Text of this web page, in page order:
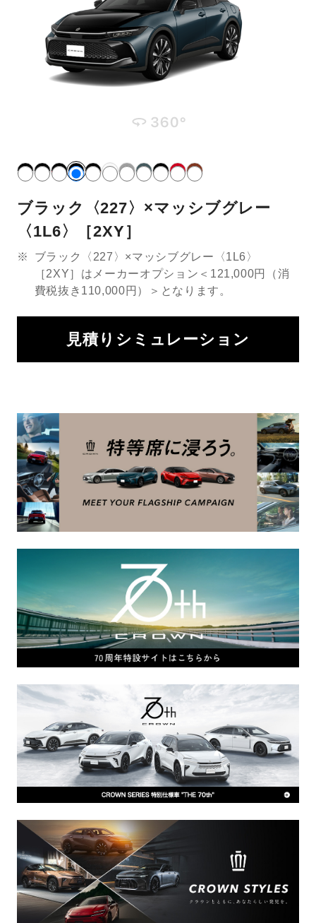
ブラック〈227〉×マッシブグレー
〈1L6〉［2XY］
※
ブラック〈227〉×マッシブグレー〈1L6〉
［2XY］はメーカーオプション＜121,000円（消
費税抜き110,000円）＞となります。
見積りシミュレーション